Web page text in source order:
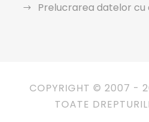
Prelucrarea datelor
COPYRIGHT © 2007 -
TOATE